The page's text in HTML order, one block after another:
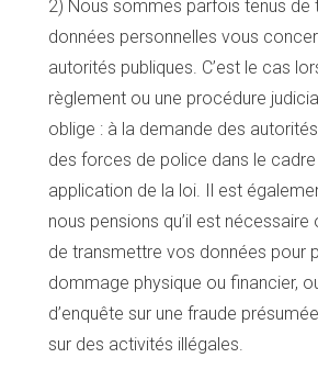
2) Nous sommes parfois tenus de
données personnelles vous
autorités publiques. C’est le cas
règlement ou une procédure
oblige : à la demande des
des forces de police dans le cadre
application de la loi. Il est
nous pensions qu’il est nécessaire
de transmettre vos données pour
dommage physique ou financier,
d’enquête sur une fraude
sur des activités illégales.